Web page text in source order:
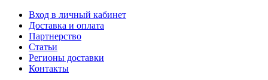
Вход в личный кабинет
Доставка и оплата
Партнерство
Статьи
Регионы доставки
Контакты